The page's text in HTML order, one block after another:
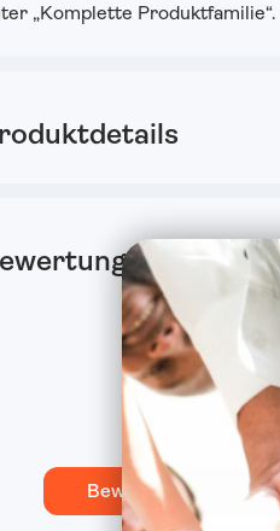
„Komplette Produktfamilie“.
Das
Bewertung schreiben